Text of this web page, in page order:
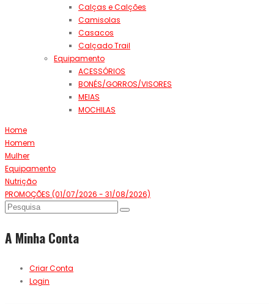
Calças e Calções
Camisolas
Casacos
Calçado Trail
Equipamento
ACESSÓRIOS
BONÉS/GORROS/VISORES
MEIAS
MOCHILAS
Home
Homem
Mulher
Equipamento
Nutrição
PROMOÇÕES (01/07/2026 - 31/08/2026)
A Minha Conta
Criar Conta
Login